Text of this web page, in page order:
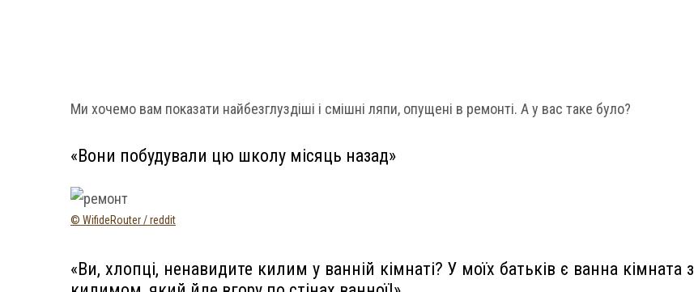
Ми хочемо вам показати найбезглуздіші і смішні ляпи, опущені в ремонті. А у вас таке було?
«Вони побудували цю школу місяць назад»
© WifideRouter / reddit
«Ви, хлопці, ненавидите килим у ванній кімнаті? У моїх батьків є ванна кімната з